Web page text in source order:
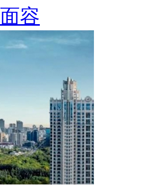
容